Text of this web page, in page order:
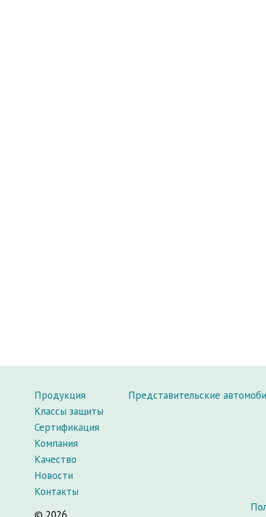
Продукция
Классы защиты
Сертификация
Компания
Качество
Новости
Контакты
Представительские